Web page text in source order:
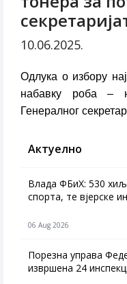
10.06.2025.
Одлукa о избору
набавку роба –
Генералног
Актуелно
Влада ФБиХ: 530
спорта, те вјерске
06 Aug 2026
Порезна управа
извршена 24